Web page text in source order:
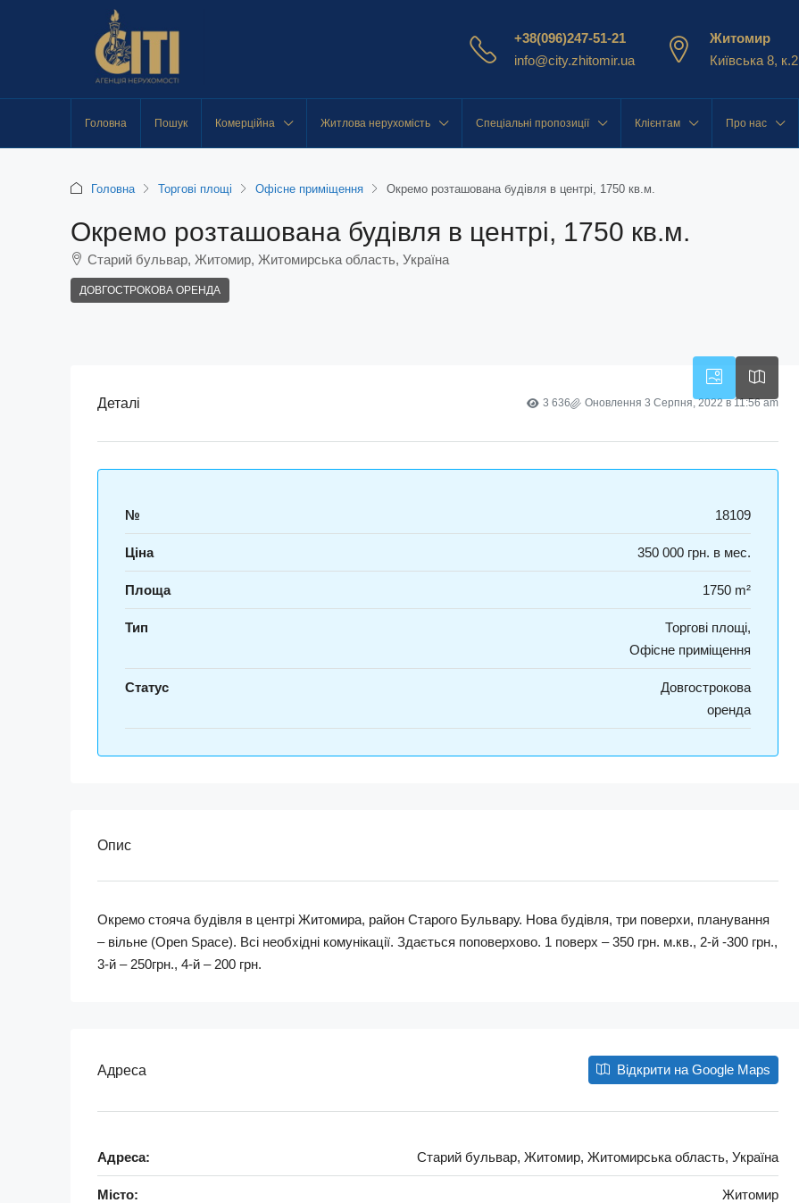
+38(096)247-51-21
info@city.zhitomir.ua
Житомир
Київська 8, к.2
Головна Пошук Комерційна Житлова нерухомість Спеціальні пропозиції Клієнтам Про нас
Головна Торгові площі Офісне приміщення Окремо розташована будівля в центрі, 1750 кв.м.
Окремо розташована будівля в центрі, 1750 кв.м.
Старий бульвар, Житомир, Житомирська область, Україна
ДОВГОСТРОКОВА ОРЕНДА
Деталі 3 636 Оновлення 3 Серпня, 2022 в 11:56 am
№ 18109
Ціна 350 000 грн. в мес.
Площа 1750 m²
Тип
Торгові площі,
Офісне приміщення
Статус
Довгострокова
оренда
Опис
Окремо стояча будівля в центрі Житомира, район Старого Бульвару. Нова будівля, три поверхи, планування
– вільне (Open Space). Всі необхідні комунікації. Здається поповерхово. 1 поверх – 350 грн. м.кв., 2-й -300 грн.,
3-й – 250грн., 4-й – 200 грн.
Адреса Відкрити на Google Maps
Адреса: Старий бульвар, Житомир, Житомирська область, Україна
Місто: Житомир